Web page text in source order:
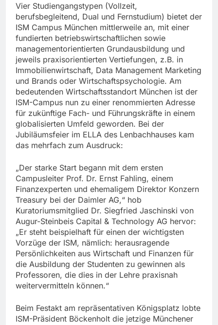
Vier Studiengangstypen (Vollzeit,
berufsbegleitend, Dual und Fernstudium) bietet der
ISM Campus München mittlerweile an, mit einer
fundierten betriebswirtschaftlichen sowie
managementorientierten Grundausbildung und
jeweils praxisorientierten Vertiefungen, z.B. in
Immobilienwirtschaft, Data Management Marketing
und Brands oder Wirtschaftspsychologie. Am
bedeutenden Wirtschaftsstandort München ist der
ISM-Campus nun zu einer renommierten Adresse
für zukünftige Fach- und Führungskräfte in einem
globalisierten Umfeld geworden. Bei der
Jubiläumsfeier im ELLA des Lenbachhauses kam
das mehrfach zum Ausdruck:
„Der starke Start begann mit dem ersten
Campusleiter Prof. Dr. Ernst Fahling, einem
Finanzexperten und ehemaligem Direktor Konzern
Treasury bei der Daimler AG,“ hob
Kuratoriumsmitglied Dr. Siegfried Jaschinski von
Augur-Steinbeis Capital & Technology AG hervor:
„Er steht beispielhaft für einen der wichtigsten
Vorzüge der ISM, nämlich: herausragende
Persönlichkeiten aus Wirtschaft und Finanzen für
die Ausbildung der Studenten zu gewinnen als
Professoren, die dies in der Lehre praxisnah
weitervermitteln können.“
Beim Festakt am repräsentativen Königsplatz lobte
ISM-Präsident Böckenholt die jetzige Münchener